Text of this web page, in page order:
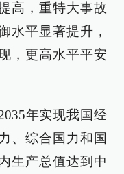
高，重特大事故
水平显著提升，
，更高水平平安
年实现我国经
、综合国力和国
生产总值达到中